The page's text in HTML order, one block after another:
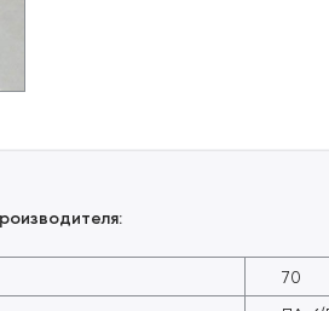
70